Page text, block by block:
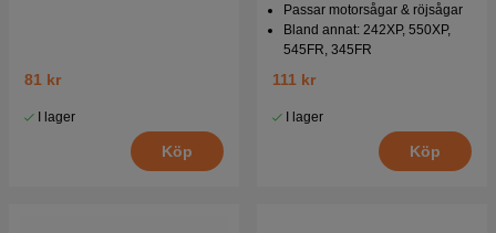
81 kr
I lager
Köp
Passar motorsågar & röjsågar
Bland annat: 242XP, 550XP,
545FR, 345FR
111 kr
I lager
Köp